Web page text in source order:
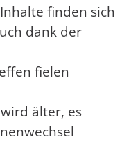
finden sich
dank der
fielen
älter, es